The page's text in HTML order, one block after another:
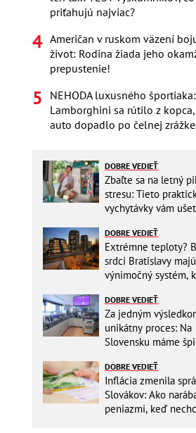
priťahujú najviac?
Američan v ruskom väzení
život: Rodina žiada jeho
prepustenie!
NEHODA luxusného športiaka:
Lamborghini sa rútilo z
auto dopadlo po čelnej
DOBRE VEDIEŤ
Zbaľte sa na letný
stresu: Tieto
vychytávky vám
DOBRE VEDIEŤ
Extrémne teploty?
srdci Bratislavy majú
výnimočný systém,
DOBRE VEDIEŤ
Za jedným
unikátny proces: Na
Slovensku máme
DOBRE VEDIEŤ
Inflácia zmenila
Slovákov: Ako
peniazmi, keď